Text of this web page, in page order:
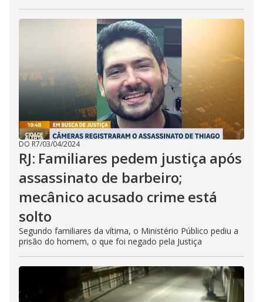
DO R7/03/04/2024
RJ: Familiares pedem justiça após
assassinato de barbeiro;
mecânico acusado crime está
solto
Segundo familiares da vítima, o Ministério Público pediu a
prisão do homem, o que foi negado pela Justiça